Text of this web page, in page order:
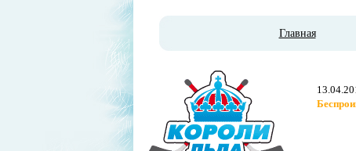
Главная